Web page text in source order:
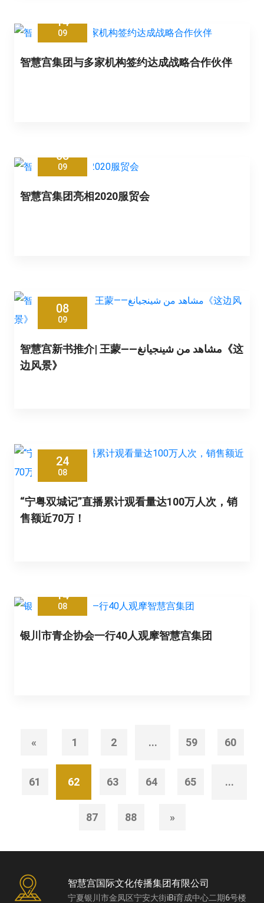
14
09
智慧宫集团与多家机构签约达成战略合作伙伴
08
09
智慧宫集团亮相2020服贸会
08
09
智慧宫新书推介| 王蒙——مشاهد من شينجيانغ《这
边风景》
24
08
“宁粤双城记”直播累计观看量达100万人次，销
售额近70万！
14
08
银川市青企协会一行40人观摩智慧宫集团
« 1 2 ... 59 60
61 62 63 64 65 ...
87 88 »
智慧宫国际文化传播集团有限公司
宁夏银川市金凤区宁安大街iBi育成中心二期6号楼